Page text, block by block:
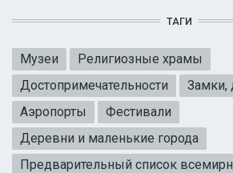
ТАГИ
Музеи
Религиозные храмы
Достопримечательности
Замки,
Аэропорты
Фестивали
Деревни и маленькие города
Предварительный список